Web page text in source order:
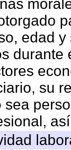
edad
su
sea